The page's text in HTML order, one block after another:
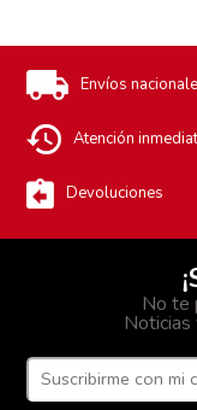
Envíos
Atención
Devoluciones
No te
Noticias